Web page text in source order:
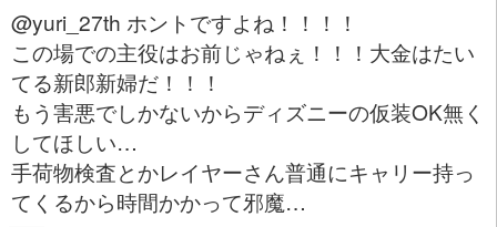
@yuri_27th ホントですよね！！！！
この場での主役はお前じゃねぇ！！！大金はたい
てる新郎新婦だ！！！
もう害悪でしかないからディズニーの仮装OK無く
してほしい…
手荷物検査とかレイヤーさん普通にキャリー持っ
てくるから時間かかって邪魔…